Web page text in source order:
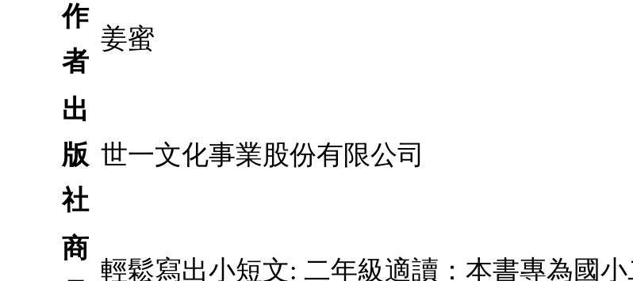
作
者
姜蜜
出
版
社
世一文化事業股份有限公司
商
輕鬆寫出小短文: 二年級適讀：本書專為國